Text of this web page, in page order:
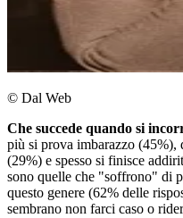
© Dal Web
Che succede quando si
più si prova imbarazzo (45%),
(29%) e spesso si finisce
sono quelle che "soffrono" di
questo genere (62% delle
sembrano non farci caso o